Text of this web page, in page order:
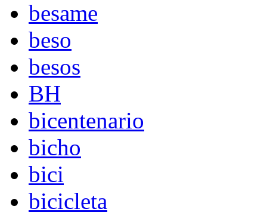
besame
beso
besos
BH
bicentenario
bicho
bici
bicicleta